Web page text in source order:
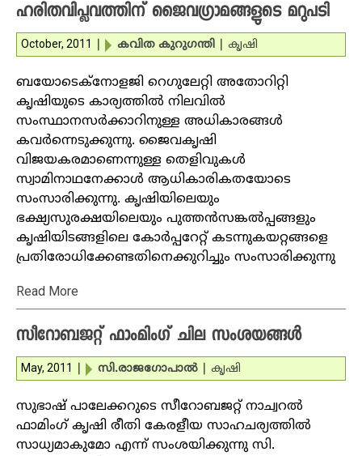
ഹരിതവിപ്ലവത്തിന് ജൈവഗ്രാമങ്ങളുടെ മറുപടി
October, 2011 കവിത കുറുഗന്തി കൃഷി
ബയോടെക്‌നോളജി റെഗുലേറ്റി അതോറിറ്റി
കൃഷിയുടെ കാര്യത്തില്‍ നിലവില്‍
സംസ്ഥാനസര്‍ക്കാറിനുള്ള അധികാരങ്ങള്‍
കവര്‍ന്നെടുക്കുന്നു. ജൈവകൃഷി
വിജയകരമാണെന്നുള്ള തെളിവുകള്‍
സ്വാമിനാഥനേക്കാള്‍ ആധികാരികതയോടെ
സംസാരിക്കുന്നു. കൃഷിയിലെയും
ഭക്ഷ്യസുരക്ഷയിലെയും പുത്തന്‍സങ്കല്‍പ്പങ്ങളും
കൃഷിയിടങ്ങളിലെ കോര്‍പ്പറേറ്റ് കടന്നുകയറ്റങ്ങളെ
പ്രതിരോധിക്കേണ്ടതിനെക്കുറിച്ചും സംസാരിക്കുന്നു
Read More
സീറോബജറ്റ് ഫാംമിംഗ് ചില സംശയങ്ങള്‍
May, 2011 സി.രാജഗോപാല്‍ കൃഷി
സുഭാഷ് പാലേക്കറുടെ സീറോബജറ്റ് നാച്വറല്‍
ഫാമിംഗ് കൃഷി രീതി കേരളീയ സാഹചര്യത്തില്‍
സാധ്യമാകുമോ എന്ന് സംശയിക്കുന്നു സി.